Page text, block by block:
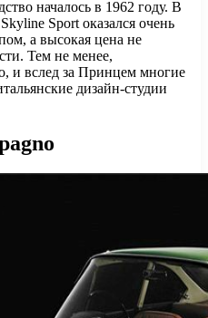
началось в 1962 году. В
Sport оказался очень
а высокая цена не
Тем не менее,
и вслед за Принцем многие
дизайн-студии